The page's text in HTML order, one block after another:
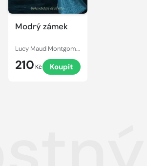
Modrý zámek
Lucy Maud Montgomery
210 Kč Koupit